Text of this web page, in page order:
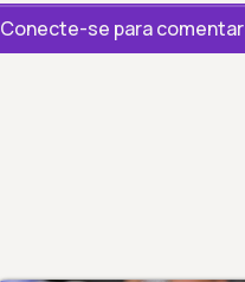
Conecte-se para comentar